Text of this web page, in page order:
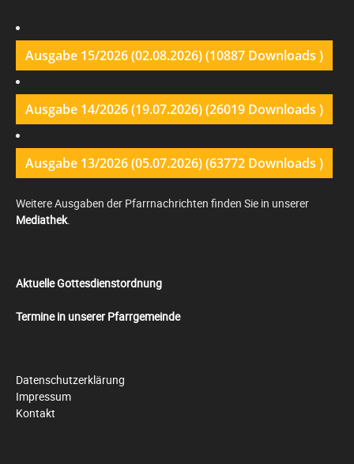
Ausgabe 15/2026 (02.08.2026) (10887 Downloads )
Ausgabe 14/2026 (19.07.2026) (26019 Downloads )
Ausgabe 13/2026 (05.07.2026) (63772 Downloads )
Weitere Ausgaben der Pfarrnachrichten finden Sie in unserer
Mediathek.
Aktuelle Gottesdienstordnung
Termine in unserer Pfarrgemeinde
Datenschutzerklärung
Impressum
Kontakt